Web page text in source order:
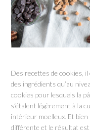
Des recettes de cookies,
des ingrédients qu’au
cookies pour lesquels la
s’étalent légèrement à la
intérieur moelleux. Et bien
différente et le résultat